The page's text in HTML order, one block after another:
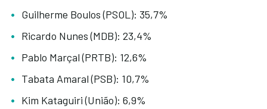
Guilherme Boulos (PSOL): 35,7%
Ricardo Nunes (MDB): 23,4%
Pablo Marçal (PRTB): 12,6%
Tabata Amaral (PSB): 10,7%
Kim Kataguiri (União): 6,9%